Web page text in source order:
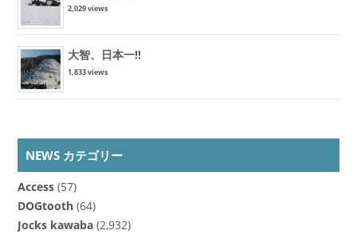
2,029 views
大智、日本一!!
1,833 views
NEWS カテゴリー
Access(57)
DOGtooth(64)
Jocks kawaba(2,932)